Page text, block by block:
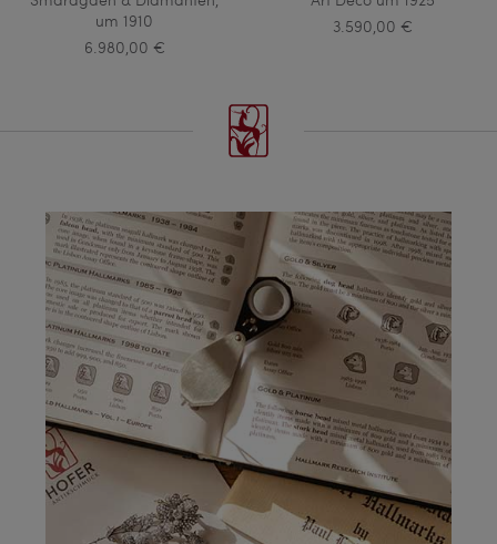
um 1910
6.980,00 €
3.590,00 €